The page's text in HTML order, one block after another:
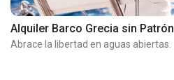
Alquiler Barco Grecia sin Patrón
Abrace la libertad en aguas abiertas.